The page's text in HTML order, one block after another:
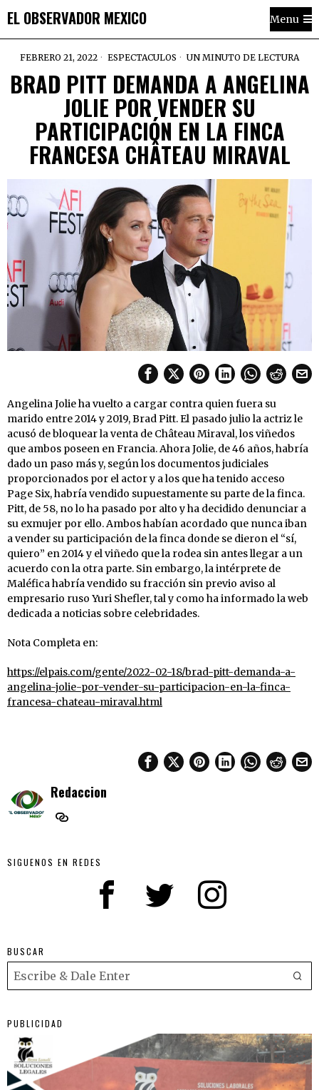
EL OBSERVADOR MEXICO Menu
FEBRERO 21, 2022 ESPECTACULOS UN MINUTO DE LECTURA
BRAD PITT DEMANDA A ANGELINA
JOLIE POR VENDER SU
PARTICIPACIÓN EN LA FINCA
FRANCESA CHÂTEAU MIRAVAL
Angelina Jolie ha vuelto a cargar contra quien fuera su
marido entre 2014 y 2019, Brad Pitt. El pasado julio la actriz le
acusó de bloquear la venta de Château Miraval, los viñedos
que ambos poseen en Francia. Ahora Jolie, de 46 años, habría
dado un paso más y, según los documentos judiciales
proporcionados por el actor y a los que ha tenido acceso
Page Six, habría vendido supuestamente su parte de la finca.
Pitt, de 58, no lo ha pasado por alto y ha decidido denunciar a
su exmujer por ello. Ambos habían acordado que nunca iban
a vender su participación de la finca donde se dieron el “sí,
quiero” en 2014 y el viñedo que la rodea sin antes llegar a un
acuerdo con la otra parte. Sin embargo, la intérprete de
Maléfica habría vendido su fracción sin previo aviso al
empresario ruso Yuri Shefler, tal y como ha informado la web
dedicada a noticias sobre celebridades.
Nota Completa en:
https://elpais.com/gente/2022-02-18/brad-pitt-demanda-a-
angelina-jolie-por-vender-su-participacion-en-la-finca-
francesa-chateau-miraval.html
Redaccion
SIGUENOS EN REDES
BUSCAR
PUBLICIDAD